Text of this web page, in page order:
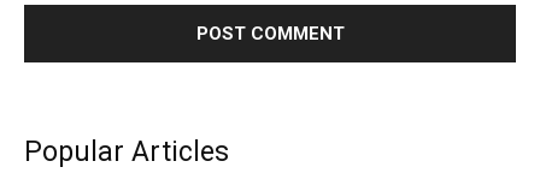
Popular Articles